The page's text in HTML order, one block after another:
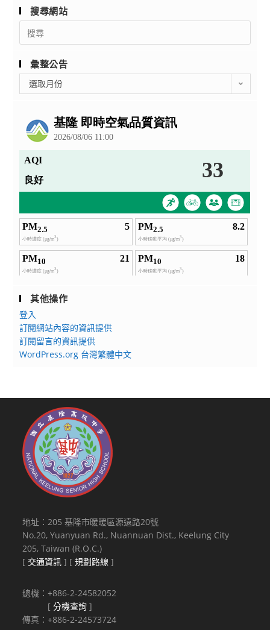
搜尋網站
Search
for:
彙整公告
整
選取月份
其他操作
登入
訂閱網站內容的資訊提供
訂閱留言的資訊提供
WordPress.org 台灣繁體中文
地址：205 基隆市暖暖區源遠路20號
No.20, Yuanyuan Rd., Nuannuan Dist., Keelung City
205, Taiwan (R.O.C.)
[ 交通資訊 ] [規劃路線 ]
總機：+886-2-24582052
[分機查詢 ]
傳真：+886-2-24573724